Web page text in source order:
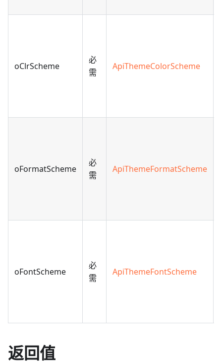
oClrScheme
必
需
ApiThemeColorScheme
oFormatScheme
必
需
ApiThemeFormatScheme
oFontScheme
必
需
ApiThemeFontScheme
返回值